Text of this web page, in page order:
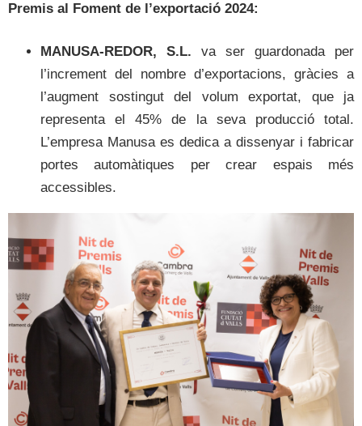
Premis al Foment de l’exportació 2024:
MANUSA-REDOR, S.L. va ser guardonada per
l’increment del nombre d’exportacions, gràcies a
l’augment sostingut del volum exportat, que ja
representa el 45% de la seva producció total.
L’empresa Manusa es dedica a dissenyar i fabricar
portes automàtiques per crear espais més
accessibles.